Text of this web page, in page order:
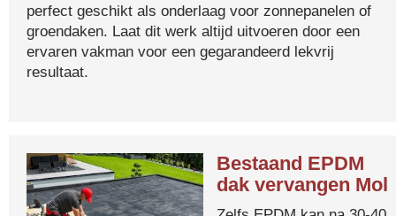
perfect geschikt als onderlaag voor zonnepanelen of
groendaken. Laat dit werk altijd uitvoeren door een
ervaren vakman voor een gegarandeerd lekvrij
resultaat.
Bestaand EPDM
dak vervangen Mol